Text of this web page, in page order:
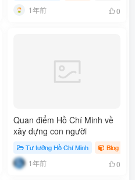
1年前 0
# Video # tiktok # mẹ bầu
Quan điểm Hồ Chí Minh về
xây dựng con người
Tư tưởng Hồ Chí Minh Blog
1年前 0